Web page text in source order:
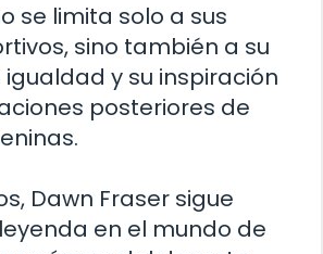
se limita solo a sus
sino también a su
y su inspiración
posteriores de
Dawn Fraser sigue
en el mundo de